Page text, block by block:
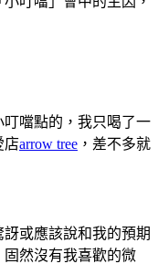
噹點的，我只喝了一
店arrow tree ，差不多就
訝或應該說和我的預期
然沒有我喜歡的微